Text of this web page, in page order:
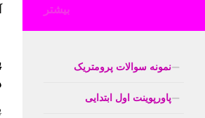
بیشتر
نمونه سوالات پرومتریک
پاورپوینت اول ابتدایی